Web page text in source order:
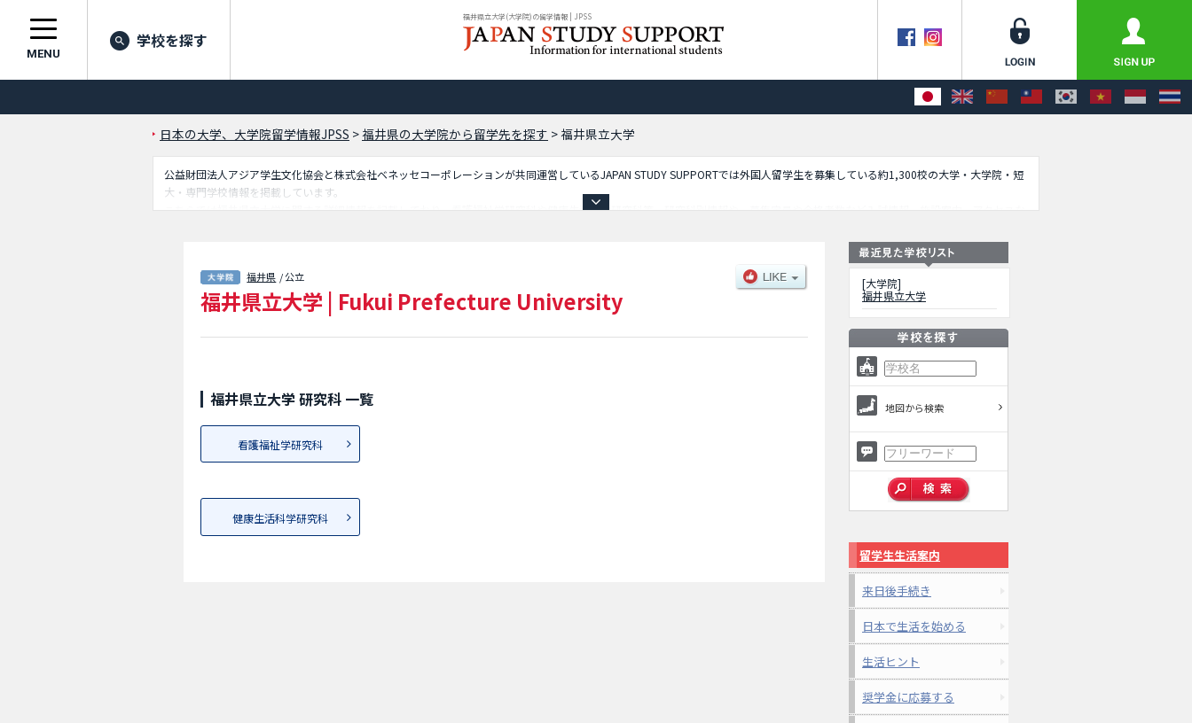
福井県立大学(大学院)の留学情報 | JPSS
MENU
学校を探す
日本の大学、大学院留学情報JPSS >福井県の大学院から留学先を探す >福井県立大学
公益財団法人アジア学生文化協会と株式会社ベネッセコーポレーションが共同運営しているJAPAN STUDY SUPPORTでは外国人留学生を募集している約1,300校の大学・大学院・短
大・専門学校情報を掲載しています。
こちらでは福井県立大学に関する詳細情報を記載しており、看護福祉学研究科や健康生活科学研究科等、研究科別情報や、募集定員や合格者数など入試情報、施設案内、アクセスな
福井県 / 公立
福井県立大学 | Fukui Prefecture University
福井県立大学 研究科 一覧
看護福祉学研究科
健康生活科学研究科
[大学院]
福井県立大学
地図から検索
留学生生活案内
来日後手続き
日本で生活を始める
生活ヒント
奨学金に応募する